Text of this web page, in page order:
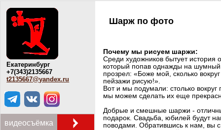
Екатеринбург
+7(343)2135667
t2135667@yandex.ru
видеосъёмка
Шарж по фото
Почему мы рисуем шаржи:
Среди художников бытует история
который попав однажды на шумный
прозрел: «Боже мой, сколько
пейзажи рисую!».
Вот и мы подумали: столько
мы можем сделать их еще
Добрые и смешные шаржи -
подарок. Свадьба, юбилей будут
поводами. Обратившись к нам, вы